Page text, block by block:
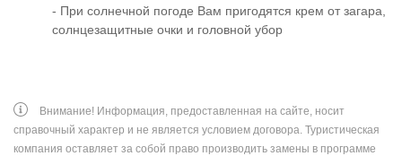
- При солнечной погоде Вам пригодятся крем от загара,
солнцезащитные очки и головной убор
Внимание! Информация, предоставленная на сайте, носит
справочный характер и не является условием договора. Туристическая
компания оставляет за собой право производить замены в программе